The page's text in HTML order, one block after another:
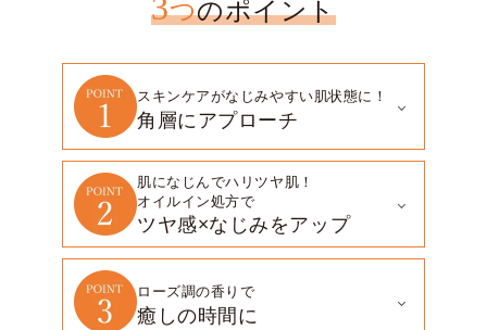
つのポイント
スキンケアがなじみやすい肌状態に！
角層にアプローチ
肌になじんでハリツヤ肌！
オイルイン処方で
ツヤ感×なじみをアップ
ローズ調の香りで
癒しの時間に